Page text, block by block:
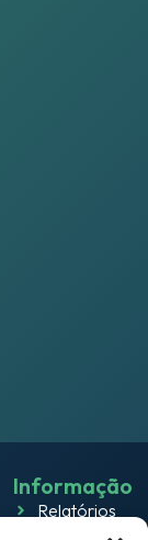
Informação
Relatórios